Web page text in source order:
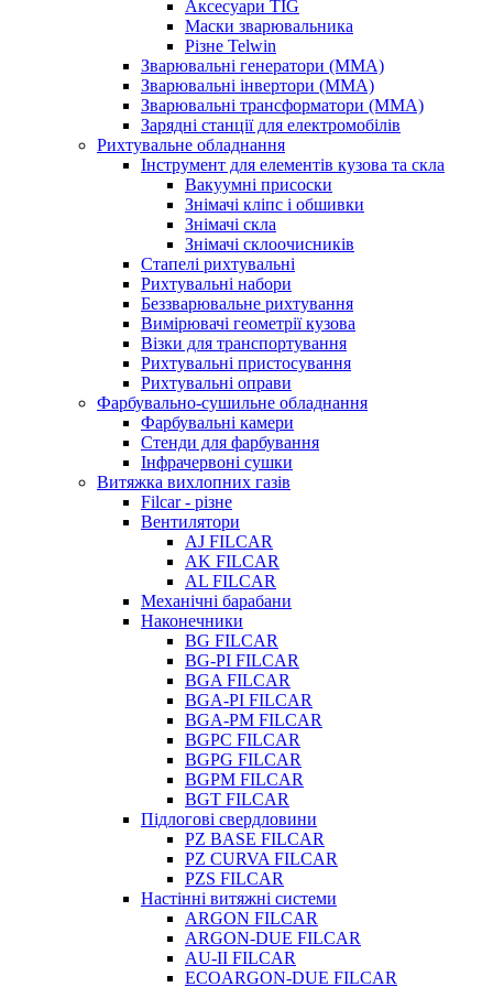
Аксесуари TIG
Маски зварювальника
Різне Telwin
Зварювальні генератори (MMA)
Зварювальні інвертори (MMA)
Зварювальні трансформатори (MMA)
Зарядні станції для електромобілів
Рихтувальне обладнання
Інструмент для елементів кузова та скла
Вакуумні присоски
Знімачі кліпс і обшивки
Знімачі скла
Знімачі склоочисників
Стапелі рихтувальні
Рихтувальні набори
Беззварювальне рихтування
Вимірювачі геометрії кузова
Візки для транспортування
Рихтувальні пристосування
Рихтувальні оправи
Фарбувально-сушильне обладнання
Фарбувальні камери
Стенди для фарбування
Інфрачервоні сушки
Витяжка вихлопних газів
Filcar - різне
Вентилятори
AJ FILCAR
AK FILCAR
AL FILCAR
Механічні барабани
Наконечники
BG FILCAR
BG-PI FILCAR
BGA FILCAR
BGA-PI FILCAR
BGA-PM FILCAR
BGPC FILCAR
BGPG FILCAR
BGPM FILCAR
BGT FILCAR
Підлогові свердловини
PZ BASE FILCAR
PZ CURVA FILCAR
PZS FILCAR
Настінні витяжні системи
ARGON FILCAR
ARGON-DUE FILCAR
AU-II FILCAR
ECOARGON-DUE FILCAR